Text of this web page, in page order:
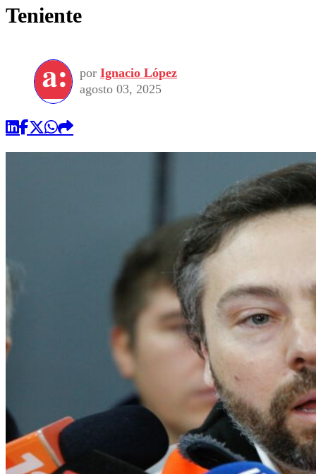
Teniente
por Ignacio López
agosto 03, 2025